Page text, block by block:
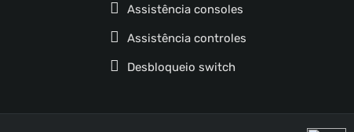
Assistência consoles
Assistência controles
Desbloqueio switch